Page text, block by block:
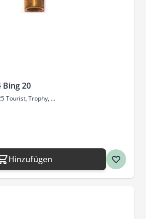
Bing 20
Tourist, Trophy, ...
Hinzufügen